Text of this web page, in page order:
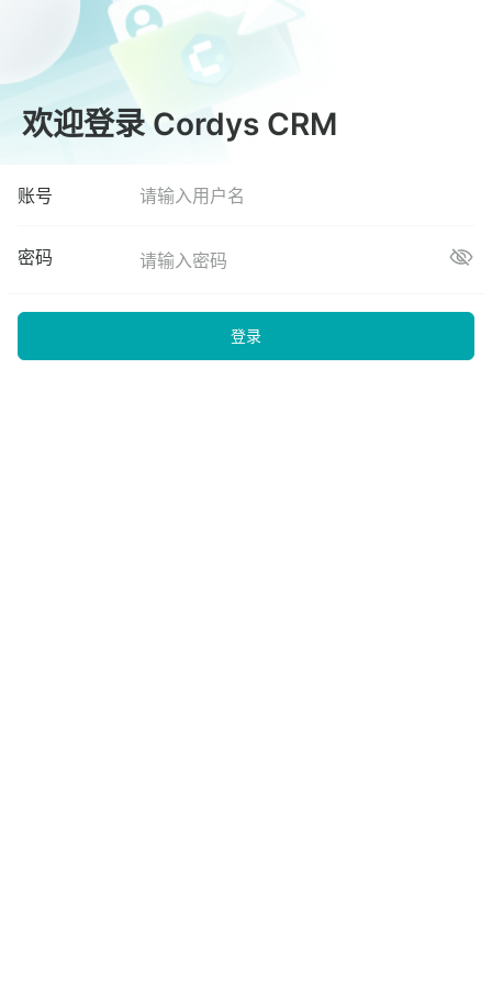
欢迎登录 Cordys CRM
账号
密码
登录